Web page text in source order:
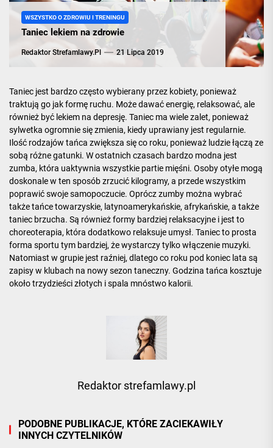
życia,
siłowni
i
WSZYSTKO O ZDROWIU I TRENINGU
Taniec lekiem na zdrowie
Redaktor Strefamlawy.pl 21 Lipca 2019
Taniec jest bardzo często wybierany przez kobiety, ponieważ
traktują go jak formę ruchu. Może dawać energię, relaksować, ale
również być lekiem na depresję. Taniec ma wiele zalet, ponieważ
sylwetka ogromnie się zmienia, kiedy uprawiany jest regularnie.
Ilość rodzajów tańca zwiększa się co roku, ponieważ ludzie łączą ze
sobą różne gatunki. W ostatnich czasach bardzo modna jest
zumba, która uaktywnia wszystkie partie mięśni. Osoby otyłe mogą
doskonale w ten sposób zrzucić kilogramy, a przede wszystkim
poprawić swoje samopoczucie. Oprócz zumby można wybrać
także tańce towarzyskie, latynoamerykańskie, afrykańskie, a także
taniec brzucha. Są również formy bardziej relaksacyjne i jest to
choreoterapia, która dodatkowo relaksuje umysł. Taniec to prosta
forma sportu tym bardziej, że wystarczy tylko włączenie muzyki.
Natomiast w grupie jest raźniej, dlatego co roku pod koniec lata są
zapisy w klubach na nowy sezon taneczny. Godzina tańca kosztuje
około trzydzieści złotych i spala mnóstwo kalorii.
Redaktor strefamlawy.pl
PODOBNE PUBLIKACJE, KTÓRE ZACIEKAWIŁY
INNYCH CZYTELNIKÓW